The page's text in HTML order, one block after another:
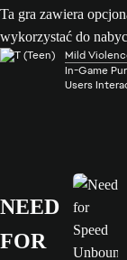
Ta gra zawiera
wykorzystać do
Mild
In-Game
Users
NEED
FOR